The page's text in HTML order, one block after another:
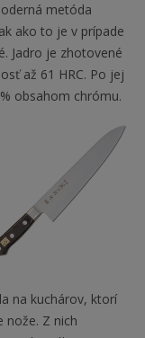
metóda
ako to je v prípade
Jadro je zhotovené
až 61 HRC. Po jej
obsahom chrómu.
na kuchárov, ktorí
nože. Z nich